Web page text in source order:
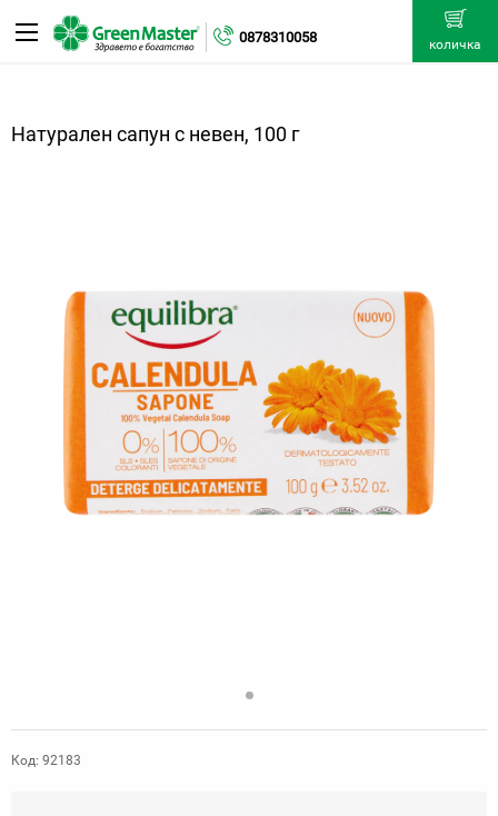
0878310058 количка
Натурален сапун с невен, 100 г
Код: 92183